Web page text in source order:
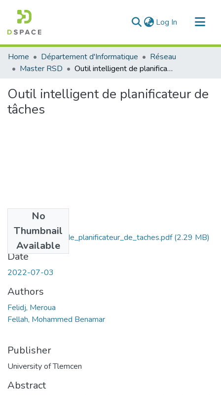
Log In (current)
Communities & Collections
All of DSpace
Home Département d'Informatique
Réseau
Master RSD
Outil intelligent de planificateur de tâches
Outil intelligent de planificateur de
tâches
No
Thumbnail
Available
Outil_intelligent_de_planificateur_de_taches.pdf(2.29 MB)
Date
2022-07-03
Authors
Felidj, Meroua
Fellah, Mohammed Benamar
Publisher
University of Tlemcen
Abstract